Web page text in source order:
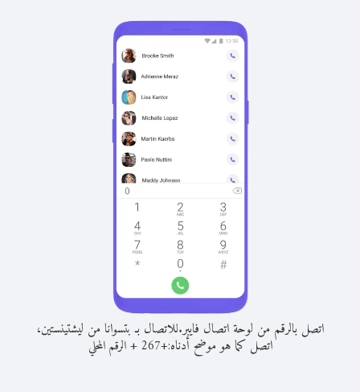
اتصل بالرقم من لوحة اتصال فايبر.للاتصال بـ بتسوانا من ليشتينستين،
اتصل كما هو موضح أدناه:+
267
+الرقم المحلي